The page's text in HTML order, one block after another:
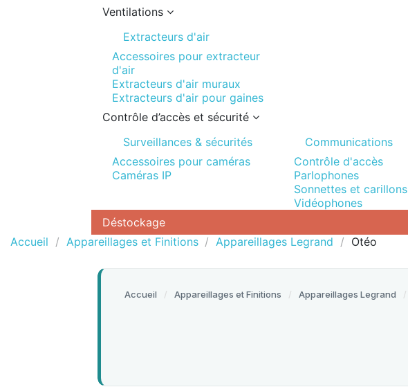
Ventilations
Extracteurs d'air
Accessoires pour extracteur
d'air
Extracteurs d'air muraux
Extracteurs d'air pour gaines
Contrôle d’accès et sécurité
Surveillances & sécurités
Accessoires pour caméras
Caméras IP
Communications
Contrôle d'accès
Parlophones
Sonnettes et carillons
Vidéophones
Déstockage
Accueil
Appareillages et Finitions Appareillages Legrand Otéo
Accueil Appareillages et Finitions Appareillages Legrand